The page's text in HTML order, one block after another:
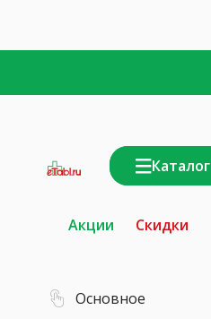
Каталог
Акции Скидки
Основное